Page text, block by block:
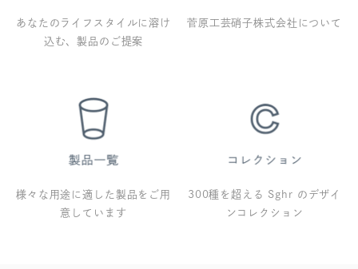
あなたのライフスタイルに溶け
込む、製品のご提案
菅原工芸硝子株式会社について
様々な用途に適した製品をご用
意しています
300種を超える Sghr のデザイ
ンコレクション